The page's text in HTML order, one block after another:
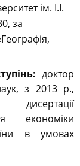
ім. І.І.
за
доктор
з 2013 р.,
економіки
в умовах